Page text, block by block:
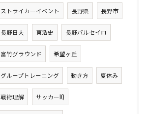
ストライカーイベント 長野県 長野市
長野日大 東浩史 長野パルセイロ
富竹グラウンド 希望ヶ丘
グループトレーニング 動き方 夏休み
戦術理解 サッカーIQ